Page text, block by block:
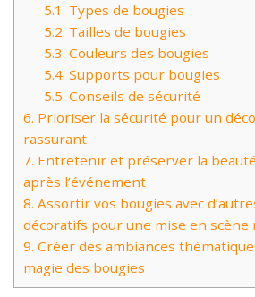
5.1. Types de bougies
5.2. Tailles de bougies
5.3. Couleurs des bougies
5.4. Supports pour bougies
5.5. Conseils de sécurité
6. Prioriser la sécurité pour un
rassurant
7. Entretenir et préserver la
après l’événement
8. Assortir vos bougies avec
décoratifs pour une mise en scène
9. Créer des ambiances
magie des bougies